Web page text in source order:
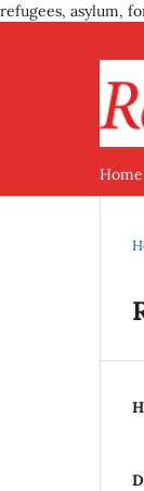
refugees, asylum,
Home